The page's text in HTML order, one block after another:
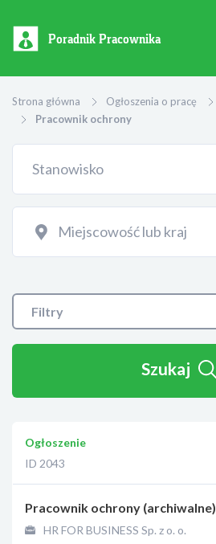
Poradnik Pracownika
Strona główna Ogłoszenia o pracę
Pracownik ochrony
Filtry
Szukaj
Ogłoszenie
ID 2043
Pracownik ochrony (archiwalne)
HR FOR BUSINESS Sp. z o. o.